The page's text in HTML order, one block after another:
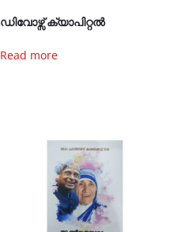
ഡിവോഴ്സ് ക്യാപിറ്റൽ
Read more